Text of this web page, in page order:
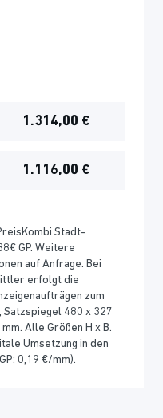
1.314,00 €
1.116,00 €
Stadt-
GP. Weitere
auf Anfrage. Bei
erfolgt die
zum
Satzspiegel 480 x 327
Alle Größen H x B.
Umsetzung in den
0,19 €/mm).